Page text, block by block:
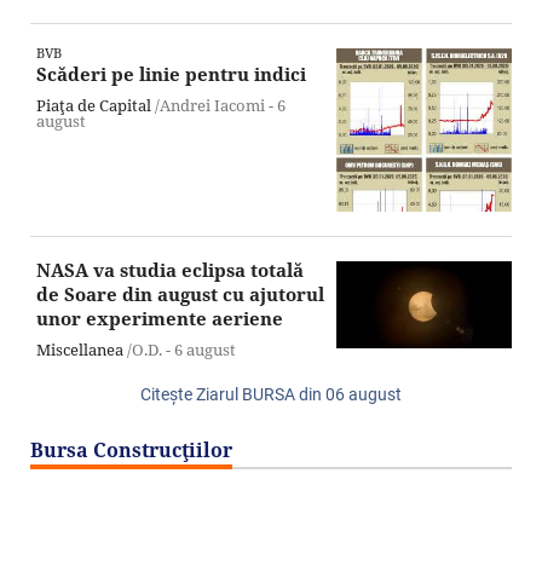
BVB
Scăderi pe linie pentru indici
Piaţa de Capital/Andrei Iacomi -6
august
NASA va studia eclipsa totală
de Soare din august cu ajutorul
unor experimente aeriene
Miscellanea/O.D. -6 august
Citeşte Ziarul BURSA din 06 august
Bursa Construcţiilor